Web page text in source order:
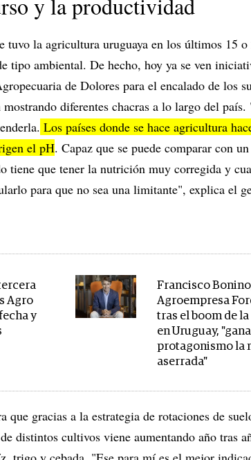
tuvo la agricultura uruguaya en los últimos 15 o
tipo ambiental. De hecho, hoy ya se ven
de Dolores para el encalado de los
diferentes chacras a lo largo del
Los países donde se hace agricultura
el pH. Capaz que se puede comparar con
tiene que tener la nutrición muy corregida y
para que no sea una limitante", explica el
Agro
y
Francisco
Agroempresa
tras el boom de
en Uruguay, "gana
protagonismo la
aserrada"
que gracias a la estrategia de rotaciones de
distintos cultivos viene aumentando año tras